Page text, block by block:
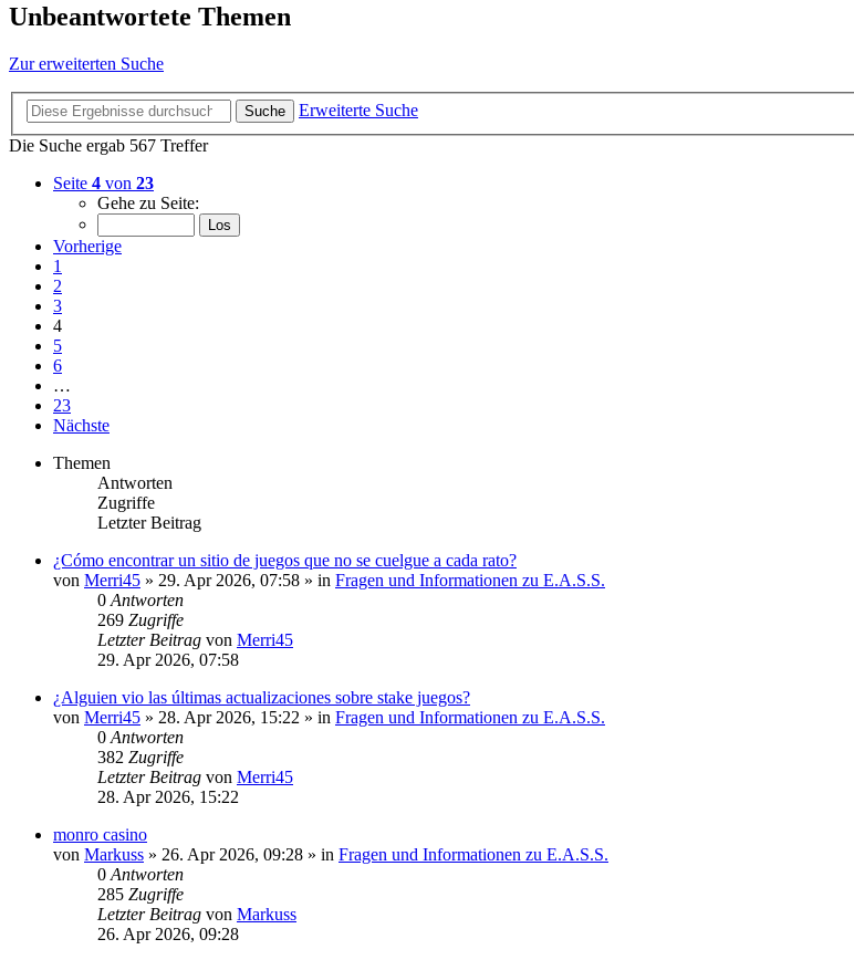
Unbeantwortete Themen
Zur erweiterten Suche
Suche
Erweiterte Suche
Die Suche ergab 567 Treffer
Seite 4 von 23
Gehe zu Seite:
Vorherige
1
2
3
4
5
6
…
23
Nächste
Themen
Antworten
Zugriffe
Letzter Beitrag
¿Cómo encontrar un sitio de juegos que no se cuelgue a cada rato?
von Merri45 » 29. Apr 2026, 07:58 » in Fragen und Informationen zu E.A.S.S.
0Antworten
269 Zugriffe
Letzter Beitrag von Merri45
29. Apr 2026, 07:58
¿Alguien vio las últimas actualizaciones sobre stake juegos?
von Merri45 » 28. Apr 2026, 15:22 » in Fragen und Informationen zu E.A.S.S.
0Antworten
382 Zugriffe
Letzter Beitrag von Merri45
28. Apr 2026, 15:22
monro casino
von Markuss » 26. Apr 2026, 09:28 » in Fragen und Informationen zu E.A.S.S.
0Antworten
285 Zugriffe
Letzter Beitrag von Markuss
26. Apr 2026, 09:28